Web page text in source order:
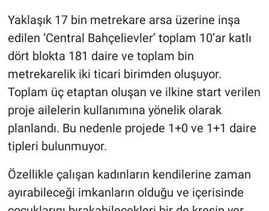
Yaklaşık 17 bin metrekare arsa üzerine inşa
edilen ‘Central Bahçelievler’ toplam 10’ar katlı
dört blokta 181 daire ve toplam bin
metrekarelik iki ticari birimden oluşuyor.
Toplam üç etaptan oluşan ve ilkine start verilen
proje ailelerin kullanımına yönelik olarak
planlandı. Bu nedenle projede 1+0 ve 1+1 daire
tipleri bulunmuyor.
Özellikle çalışan kadınların kendilerine zaman
ayırabileceği imkanların olduğu ve içerisinde